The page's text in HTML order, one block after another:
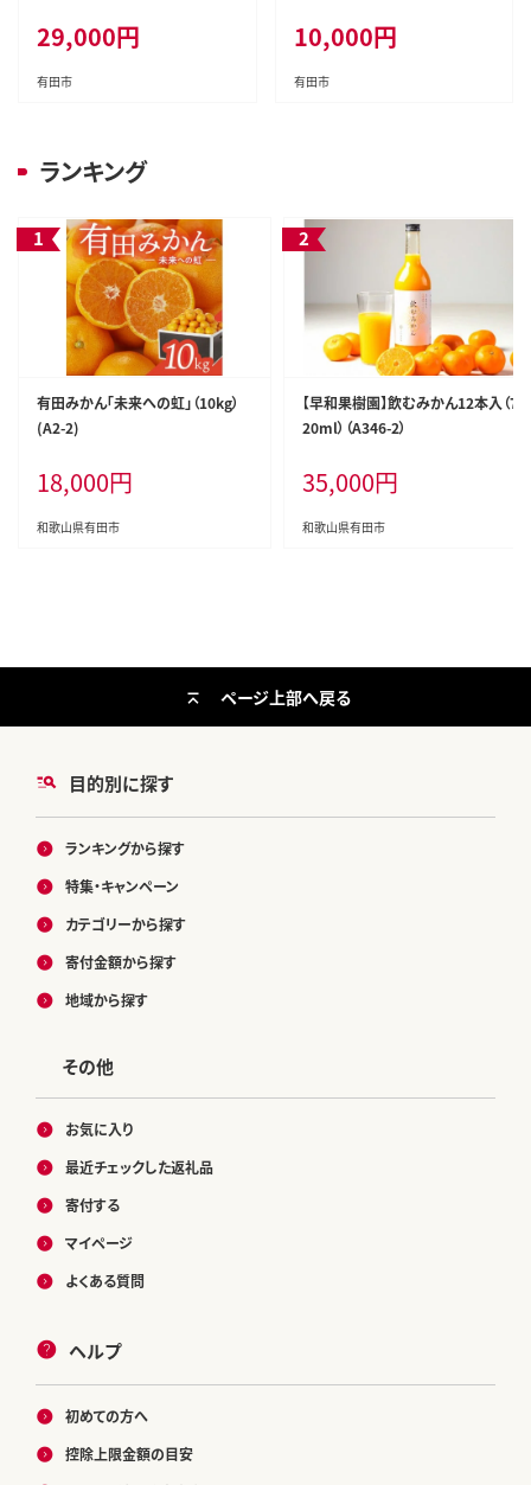
29,000円
有田市
10,000円
有田市
ランキング
有田みかん「未来への虹」（10kg）
(A2-2)
18,000円
和歌山県有田市
【早和果樹園】飲むみかん12本入（7
20ml）（A346-2）
35,000円
和歌山県有田市
目的別に探す
ランキングから探す
特集・キャンペーン
カテゴリーから探す
寄付金額から探す
地域から探す
その他
お気に入り
最近チェックした返礼品
寄付する
マイページ
よくある質問
ヘルプ
初めての方へ
控除上限金額の目安
ページ上部へ戻る